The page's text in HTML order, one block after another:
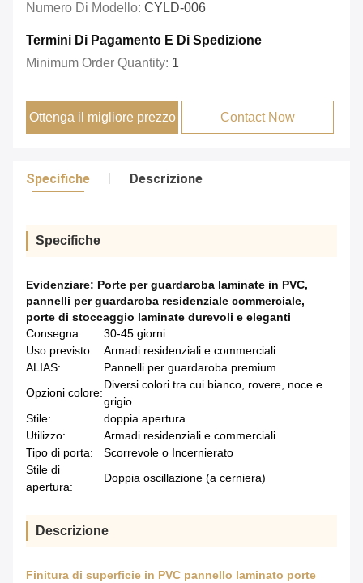
Numero Di Modello: CYLD-006
Termini Di Pagamento E Di Spedizione
Minimum Order Quantity: 1
Ottenga il migliore prezzo Contact Now
Specifiche Descrizione
Specifiche
Evidenziare: Porte per guardaroba laminate in PVC,
pannelli per guardaroba residenziale commerciale,
porte di stoccaggio laminate durevoli e eleganti
Consegna:
30-45 giorni
Uso previsto:
Armadi residenziali e commerciali
ALIAS:
Pannelli per guardaroba premium
Opzioni colore:
Diversi colori tra cui bianco, rovere, noce e
grigio
Stile:
doppia apertura
Utilizzo:
Armadi residenziali e commerciali
Tipo di porta:
Scorrevole o Incernierato
Stile di
apertura:
Doppia oscillazione (a cerniera)
Descrizione
Finitura di superficie in PVC pannello laminato porte